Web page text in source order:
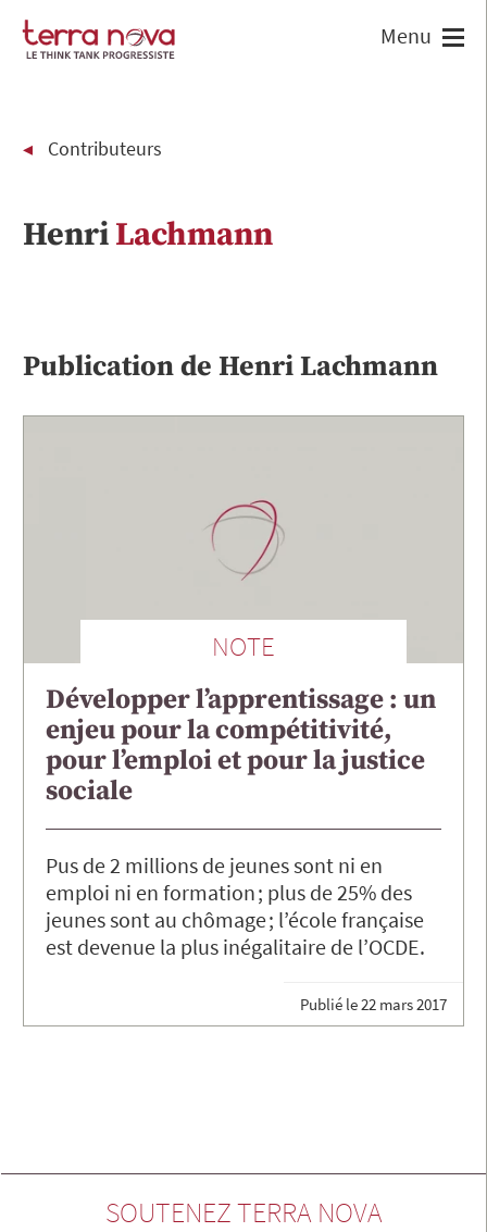
Contributeurs
HenriLachmann
Publication de HenriLachmann
NOTE
Développer l’apprentissage : un
enjeu pour la compétitivité,
pour l’emploi et pour la justice
sociale
Pus de 2 millions de jeunes sont ni en
emploi ni en formation ; plus de 25% des
jeunes sont au chômage ; l’école française
est devenue la plus inégalitaire de l’OCDE.
Publié le22 mars 2017
SOUTENEZ TERRA NOVA